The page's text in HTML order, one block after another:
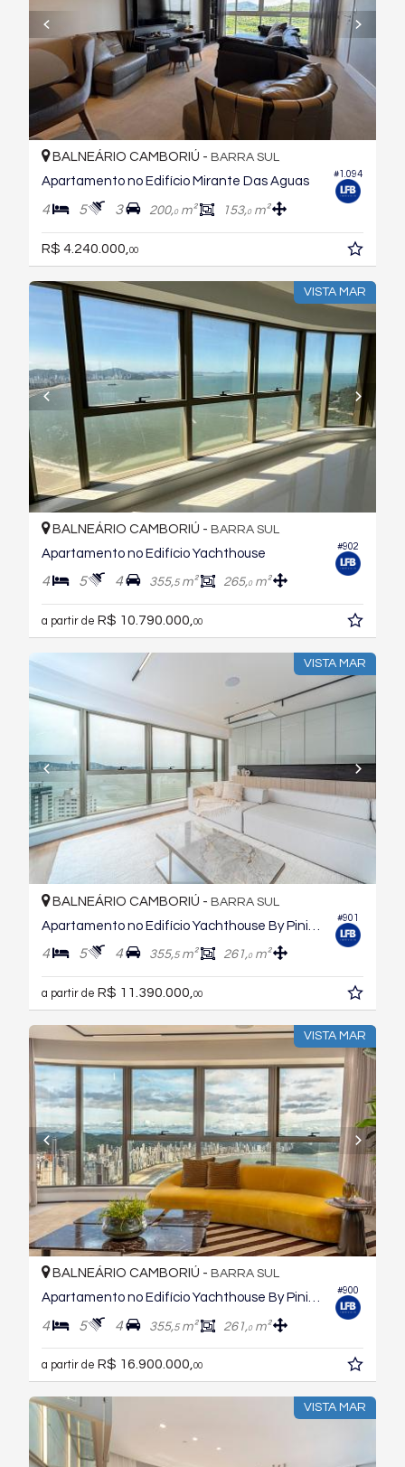
#1.094
BALNEÁRIO CAMBORIÚ - BARRA SUL
Apartamento no Edifício Mirante Das Aguas
4 5 3 200,0m² 153,0m²
R$ 4.240.000, 00
VISTA MAR
#902
BALNEÁRIO CAMBORIÚ - BARRA SUL
Apartamento no Edifício Yachthouse
4 5 4 355,5m² 265,0m²
a partir de R$ 10.790.000,00
VISTA MAR
#901
BALNEÁRIO CAMBORIÚ - BARRA SUL
4 5 4 355,5m² 261,0m²
a partir de R$ 11.390.000, 00
VISTA MAR
#900
BALNEÁRIO CAMBORIÚ - BARRA SUL
Apartamento no Edifício Yachthouse By Pininfarina
4 5 4 355,5m² 261,0m²
a partir de R$ 16.900.000,00
VISTA MAR